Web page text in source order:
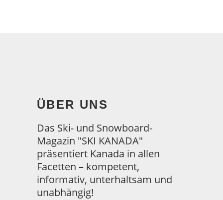
ÜBER UNS
Das Ski- und Snowboard-
Magazin "SKI KANADA"
präsentiert Kanada in allen
Facetten – kompetent,
informativ, unterhaltsam und
unabhängig!